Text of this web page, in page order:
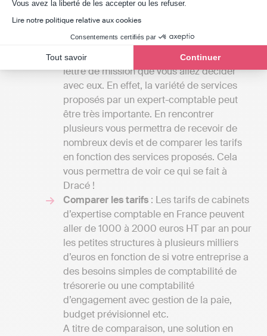
Vous avez la liberté de les accepter ou les refuser.
Lire notre politique relative aux cookies
Consentements certifiés par
Tout savoir Continuer
Dracé :
d’un cabinet d’expertise comptable peut
aller du simple au double en fonction de la
lettre de mission que vous allez décider
avec eux. En effet, la variété de services
proposés par un expert-comptable peut
être très importante. En rencontrer
plusieurs vous permettra de recevoir de
nombreux devis et de comparer les tarifs
en fonction des services proposés. Cela
vous permettra de voir ce qui se fait à
Dracé !
Comparer les tarifs : Les tarifs de cabinets
d’expertise comptable en France peuvent
aller de 1000 à 2000 euros HT par an pour
les petites structures à plusieurs milliers
d’euros en fonction de si votre entreprise a
des besoins simples de comptabilité de
trésorerie ou une comptabilité
d’engagement avec gestion de la paie,
budget prévisionnel etc.
A titre de comparaison, une solution en